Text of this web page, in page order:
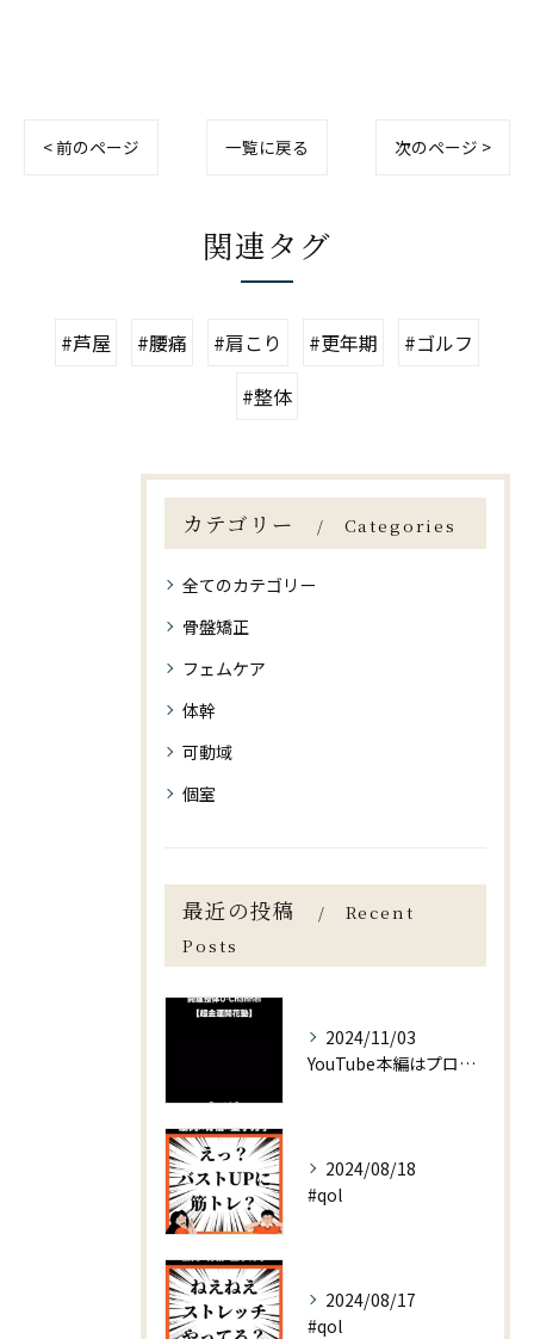
< 前のページ 一覧に戻る 次のページ >
関連タグ
#芦屋 #腰痛 #肩こり #更年期
#ゴルフ
#整体
カテゴリー Categories
全てのカテゴリー
骨盤矯正
フェムケア
体幹
可動域
個室
最近の投稿
Recent
Posts
2024/11/03
YouTube本編はプロフィールより
2024/08/18
#qol
2024/08/17
#qol